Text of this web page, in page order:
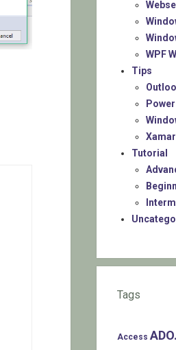
WPF
Tips
Tutorial
Tags
Access